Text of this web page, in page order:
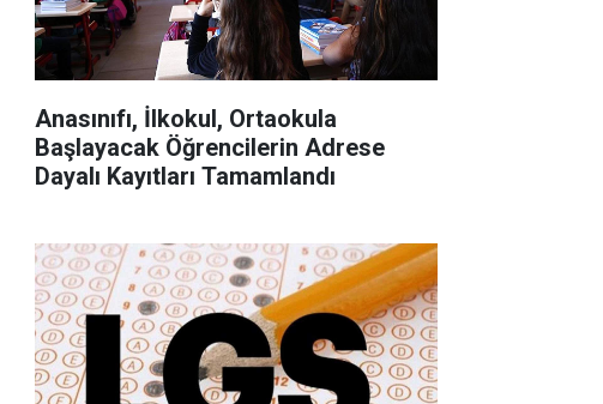
Anasınıfı, İlkokul, Ortaokula
Başlayacak Öğrencilerin Adrese
Dayalı Kayıtları Tamamlandı